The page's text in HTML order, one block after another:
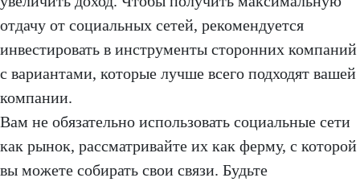
отдачу от социальных сетей, рекомендуется
инвестировать в инструменты сторонних компаний
с вариантами, которые лучше всего подходят вашей
компании.
Вам не обязательно использовать социальные сети
как рынок, рассматривайте их как ферму, с которой
вы можете собирать свои связи. Будьте